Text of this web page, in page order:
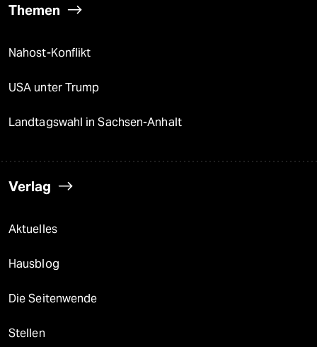
Themen
Nahost-Konflikt
USA unter Trump
Landtagswahl in Sachsen-Anhalt
Verlag
Aktuelles
Hausblog
Die Seitenwende
Stellen